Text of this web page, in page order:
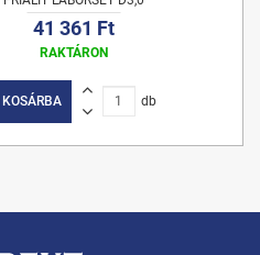
41 361 Ft
RAKTÁRON
KOSÁRBA db